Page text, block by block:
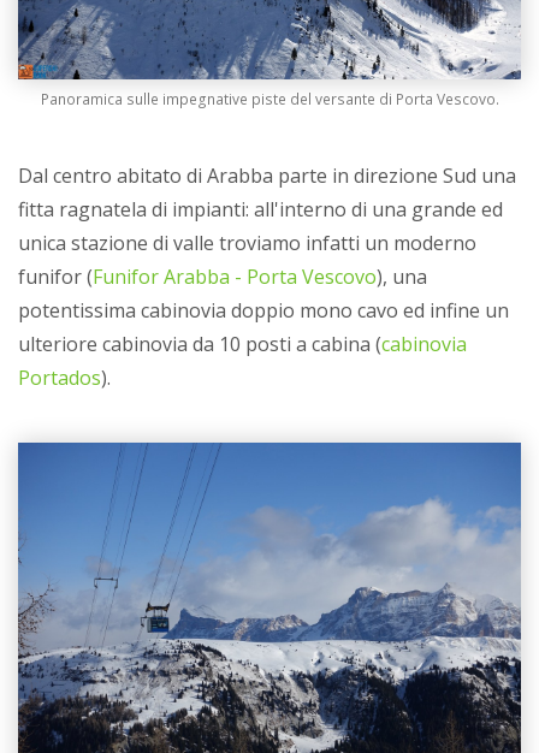
Panoramica sulle impegnative piste del versante di Porta Vescovo.
Dal centro abitato di Arabba parte in direzione Sud una
fitta ragnatela di impianti: all'interno di una grande ed
unica stazione di valle troviamo infatti un moderno
funifor (Funifor Arabba - Porta Vescovo), una
potentissima cabinovia doppio mono cavo ed infine un
ulteriore cabinovia da 10 posti a cabina (cabinovia
Portados).